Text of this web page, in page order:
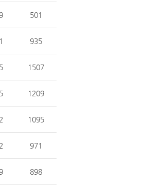
501
935
1507
1209
1095
971
898